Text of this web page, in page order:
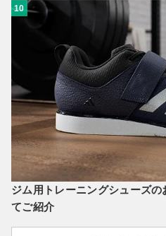
10
ジム用トレーニングシューズ
てご紹介